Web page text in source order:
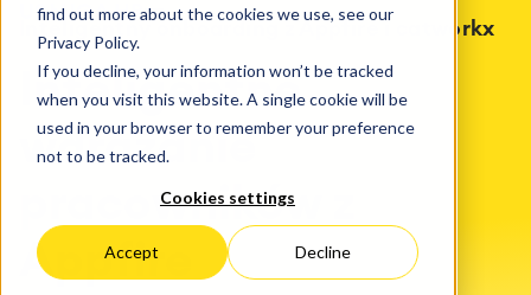
find out more about the cookies we use, see our
Privacy Policy.
If you decline, your information won’t be tracked
when you visit this website. A single cookie will be
used in your browser to remember your preference
not to be tracked.
Cookies settings
Accept Decline
USŁUGA HR
Inteligentny onboarding z Appfire i catworkx
Inteligentne
wdrażanie
pracowników z
Appfire